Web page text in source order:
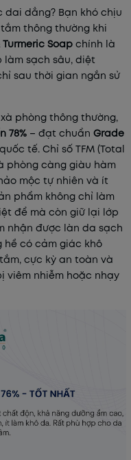
dai dẳng? Bạn khó chịu
thông thường khi
Soap chính là
sạch sâu, diệt
sau thời gian ngắn sử
phòng thông thường,
78% – đạt chuẩn Grade
tế. Chỉ số TFM (Total
phòng càng giàu hàm
mộc tự nhiên và ít
phẩm không chỉ làm
để mà còn giữ lại lớp
nhận được làn da sạch
hề có cảm giác khô
cực kỳ an toàn và
viêm nhiễm hoặc nhạy